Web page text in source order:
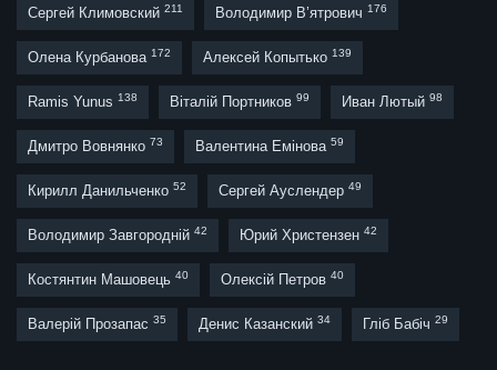
Сергей Климовский 211 Володимир В’ятрович 176
Олена Курбанова 172 Алексей Копытько 139
Ramis Yunus 138 Віталій Портников 99 Иван Лютый 98
Дмитро Вовнянко 73 Валентина Емінова 59
Кирилл Данильченко 52 Сергей Ауслендер 49
Володимир Завгородній 42 Юрий Христензен 42
Костянтин Машовець 40 Олексій Петров 40
Валерій Прозапас 35 Денис Казанский 34 Гліб Бабіч 29